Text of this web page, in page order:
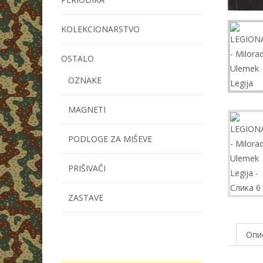
KOLEKCIONARSTVO
OSTALO
OZNAKE
MAGNETI
PODLOGE ZA MIŠEVE
PRIŠIVAČI
ZASTAVE